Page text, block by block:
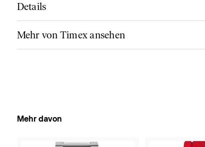
Details
Mehr von Timex ansehen
Mehr davon